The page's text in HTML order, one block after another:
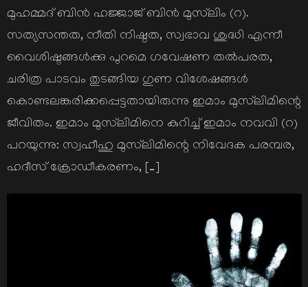
മുഹമ്മദ് ബിന്‍ ഹജ്ജാജ് ബിന്‍ മുസ്‌ലിം (റ).
സത്യസന്തത, നീതി നിഷ്ഠത, സ്വഭാവ ശുദ്ധി എന്നീ
വൈശിഷ്ടങ്ങള്‍ക്കു പുറമെ ഗവേഷണ തല്‍പരത,
ചരിത്ര പാടവം തുടങ്ങിയ ഗുണ വിശേഷങ്ങള്‍
കൊണ്ടലങ്കരിക്കപ്പെട്ടതായിരുന്നു ഇമാം മുസ്‌ലിമിന്റെ
ജീവിതം. ഇമാം മുസ്‌ലിമിനെ കുറിച്ച് ഇമാം നവവി (റ)
പറയുന്നു: സ്വഹീഹു മുസ്‌ലിമിന്റെ നിവേദക പരമ്പര,
ഹദീസ് ക്രോഡീകരണം, […]